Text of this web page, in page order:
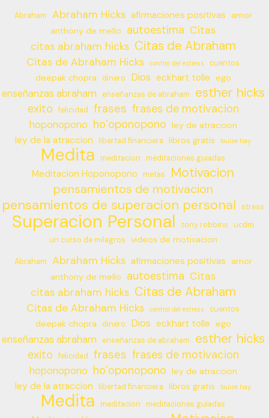
Abraham Abraham Hicks afirmaciones positivas
amor
anthony de mello
autoestima Citas
citas abraham hicks Citas de Abraham
Citas de Abraham Hicks control del estress cuentos
deepak chopra dinero Dios eckhart tolle ego
enseñanzas abraham enseñanzas de abraham esther hicks
exito felicidad frases frases de motivacion
hoponopono ho’oponopono ley de atraccion
ley de la atraccion libertad financiera libros gratis louise hay
Medita meditacion meditaciones guiadas
Meditacion Hoponopono metas Motivacion
pensamientos de motivacion
pensamientos de superacion personal stress
Superacion Personal tony robbins
ucdm
un curso de milagros
videos de motivacion
Abraham Abraham Hicks afirmaciones positivas
amor
anthony de mello
autoestima Citas
citas abraham hicks Citas de Abraham
Citas de Abraham Hicks control del estress cuentos
deepak chopra dinero Dios eckhart tolle ego
enseñanzas abraham enseñanzas de abraham esther hicks
exito felicidad frases frases de motivacion
hoponopono ho’oponopono ley de atraccion
ley de la atraccion libertad financiera libros gratis louise hay
Medita meditacion meditaciones guiadas